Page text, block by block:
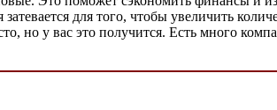
для того, чтобы увеличить
у вас это получится. Есть много